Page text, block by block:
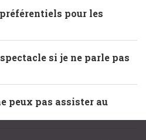
pour les
si je ne parle pas
peux pas assister au